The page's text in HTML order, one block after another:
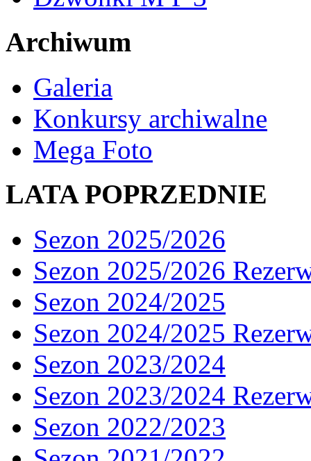
Archiwum
Galeria
Konkursy archiwalne
Mega Foto
LATA POPRZEDNIE
Sezon 2025/2026
Sezon 2025/2026
Sezon 2024/2025
Sezon 2024/2025
Sezon 2023/2024
Sezon 2023/2024
Sezon 2022/2023